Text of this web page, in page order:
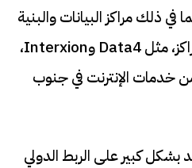
ذلك مراكز البيانات والبنية
التحتية للاتصالات. هذه المراكز، مثل Data4 وInterxion،
خدمات الإنترنت في جنوب
بشكل كبير على الربط الدولي